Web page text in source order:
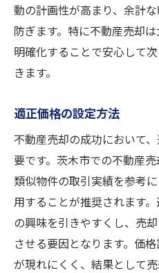
動の計画性が高まり、余計
防ぎます。特に不動産売却
明確化することで安心して
きます。
適正価格の設定方法
不動産売却の成功において
要です。茨木市での不動産
類似物件の取引実績を参考
用することが推奨されます
の興味を引きやすくし、売
させる要因となります。価
が現れにくく、結果として